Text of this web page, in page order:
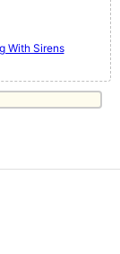
With Sirens